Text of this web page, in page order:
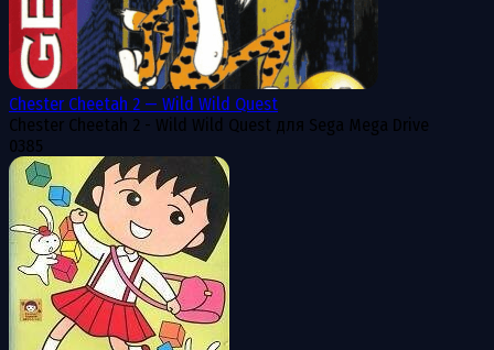
Chester Cheetah 2 — Wild Wild Quest
Chester Cheetah 2 - Wild Wild Quest для Sega Mega Drive
0385